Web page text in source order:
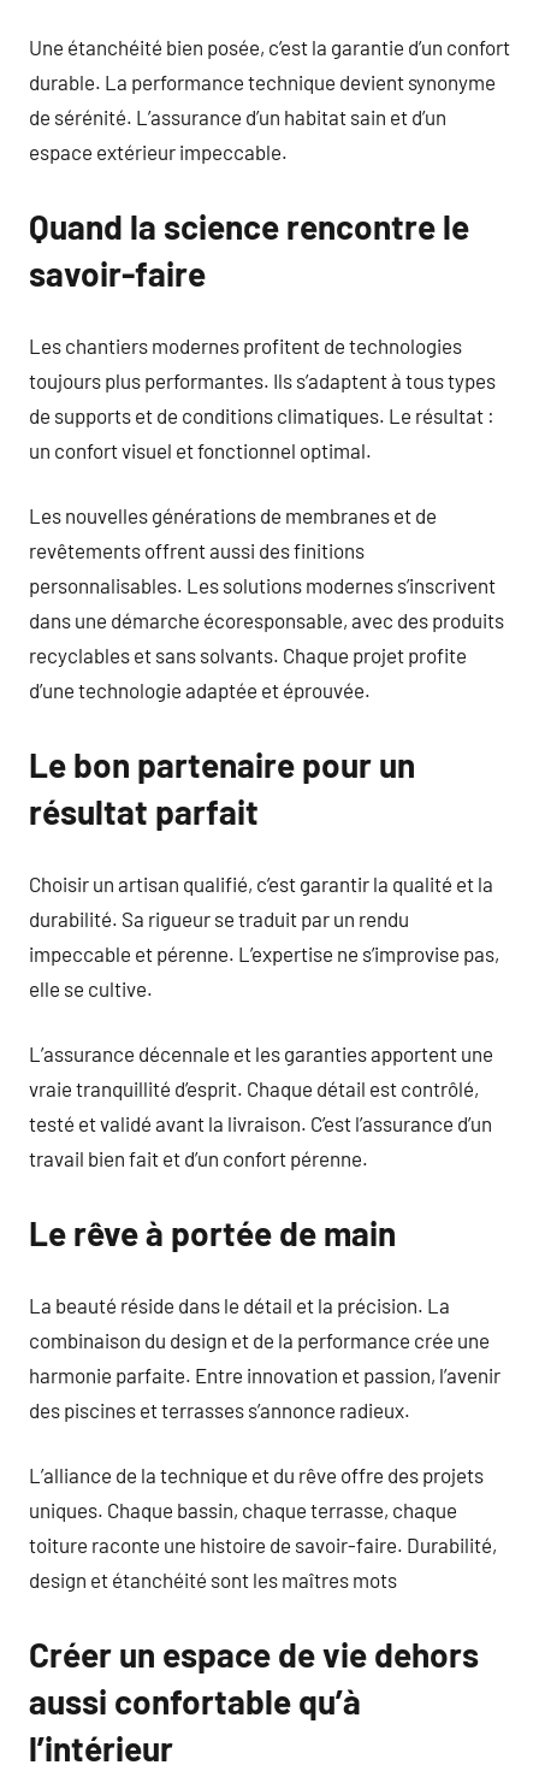
Une étanchéité bien posée, c’est la garantie d’un confort
durable. La performance technique devient synonyme
de sérénité. L’assurance d’un habitat sain et d’un
espace extérieur impeccable.
Quand la science rencontre le
savoir-faire
Les chantiers modernes profitent de technologies
toujours plus performantes. Ils s’adaptent à tous types
de supports et de conditions climatiques. Le résultat :
un confort visuel et fonctionnel optimal.
Les nouvelles générations de membranes et de
revêtements offrent aussi des finitions
personnalisables. Les solutions modernes s’inscrivent
dans une démarche écoresponsable, avec des produits
recyclables et sans solvants. Chaque projet profite
d’une technologie adaptée et éprouvée.
Le bon partenaire pour un
résultat parfait
Choisir un artisan qualifié, c’est garantir la qualité et la
durabilité. Sa rigueur se traduit par un rendu
impeccable et pérenne. L’expertise ne s’improvise pas,
elle se cultive.
L’assurance décennale et les garanties apportent une
vraie tranquillité d’esprit. Chaque détail est contrôlé,
testé et validé avant la livraison. C’est l’assurance d’un
travail bien fait et d’un confort pérenne.
Le rêve à portée de main
La beauté réside dans le détail et la précision. La
combinaison du design et de la performance crée une
harmonie parfaite. Entre innovation et passion, l’avenir
des piscines et terrasses s’annonce radieux.
L’alliance de la technique et du rêve offre des projets
uniques. Chaque bassin, chaque terrasse, chaque
toiture raconte une histoire de savoir-faire. Durabilité,
design et étanchéité sont les maîtres mots
Créer un espace de vie dehors
aussi confortable qu’à
l’intérieur